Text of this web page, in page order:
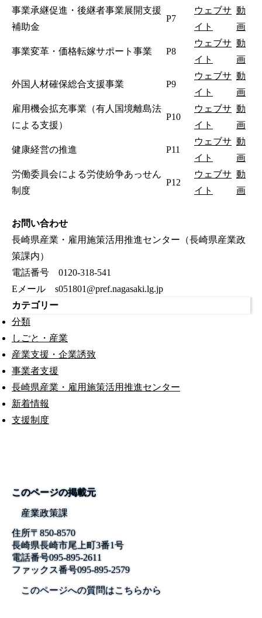
事業承継促進・後継者事業展開支援
補助金
P7
ウェブサ
イト
動
画
事業変革・価格転嫁サポート事業 P8
ウェブサ
イト
動
画
外国人材確保総合支援事業 P9
ウェブサ
イト
動
画
雇用機会拡充事業（有人国境離島法
による支援）
P10
ウェブサ
イト
動
画
健康経営の推進 P11
ウェブサ
イト
動
画
労働委員会による労使紛争あっせん
制度
P12
ウェブサ
イト
動
画
お問い合わせ
長崎県産業・雇用施策活用推進センター（長崎県産業政
策課内）
電話番号 0120-318-541
Eメール s051801@pref.nagasaki.lg.jp
カテゴリー
分類
しごと・産業
産業支援・企業誘致
事業者支援
長崎県産業・雇用施策活用推進センター
新着情報
支援制度
このページの掲載元
産業政策課
住所〒850-8570
長崎県長崎市尾上町3番1号
電話番号095-895-2611
ファックス番号095-895-2579
このページへの質問はこちらから